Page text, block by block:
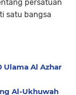
persatuan
satu bangsa
Ulama Al Azhar
Al-Ukhuwah